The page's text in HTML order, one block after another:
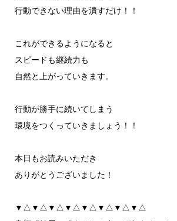
行動できない理由を潰すだけ！！
これができるようになると
スピードも継続力も
自然と上がっていきます。
行動が勝手に続いてしまう
環境をつくっていきましょう！！
本日もお読みいただき
ありがとうございました！
▼△▼△▼△▼△▼△▼△▼△▼△